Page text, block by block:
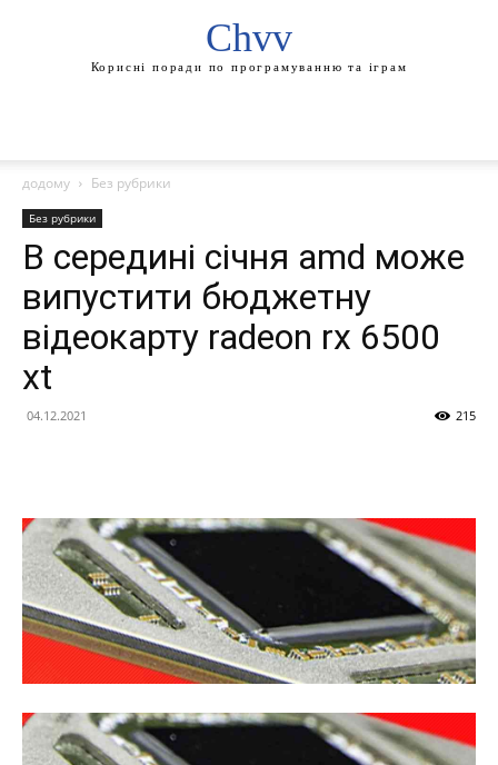
Chvv
Корисні поради по програмуванню та іграм
додому Без рубрики
Без рубрики
В середині січня amd може
випустити бюджетну
відеокарту radeon rx 6500
xt
04.12.2021 215